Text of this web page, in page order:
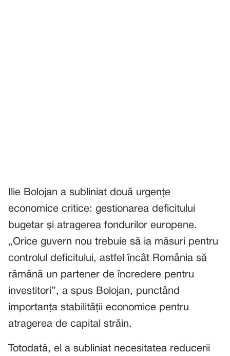
Ilie Bolojan a subliniat două urgențe
economice critice: gestionarea deficitului
bugetar și atragerea fondurilor europene.
„Orice guvern nou trebuie să ia măsuri pentru
controlul deficitului, astfel încât România să
rămână un partener de încredere pentru
investitori”, a spus Bolojan, punctând
importanța stabilității economice pentru
atragerea de capital străin.
Totodată, el a subliniat necesitatea reducerii